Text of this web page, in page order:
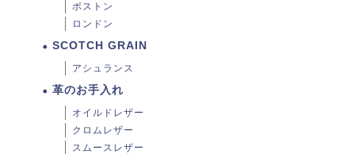
ボストン
ロンドン
SCOTCH GRAIN
アシュランス
革のお手入れ
オイルドレザー
クロムレザー
スムースレザー